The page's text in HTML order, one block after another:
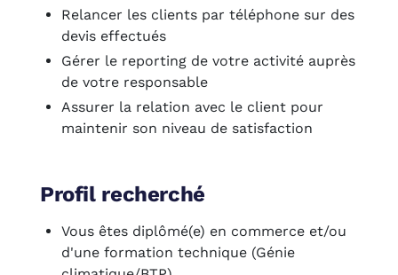
Relancer les clients par téléphone sur des
devis effectués
Gérer le reporting de votre activité auprès
de votre responsable
Assurer la relation avec le client pour
maintenir son niveau de satisfaction
Profil recherché
Vous êtes diplômé(e) en commerce et/ou
d'une formation technique (Génie